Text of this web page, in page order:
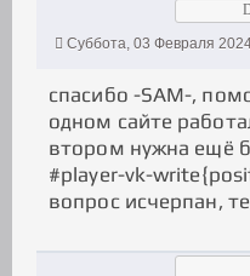
Суббота, 03 Февраля
спасибо -SAM-,
одном сайте
втором нужна ещё
#player-vk-
вопрос исчерпан,